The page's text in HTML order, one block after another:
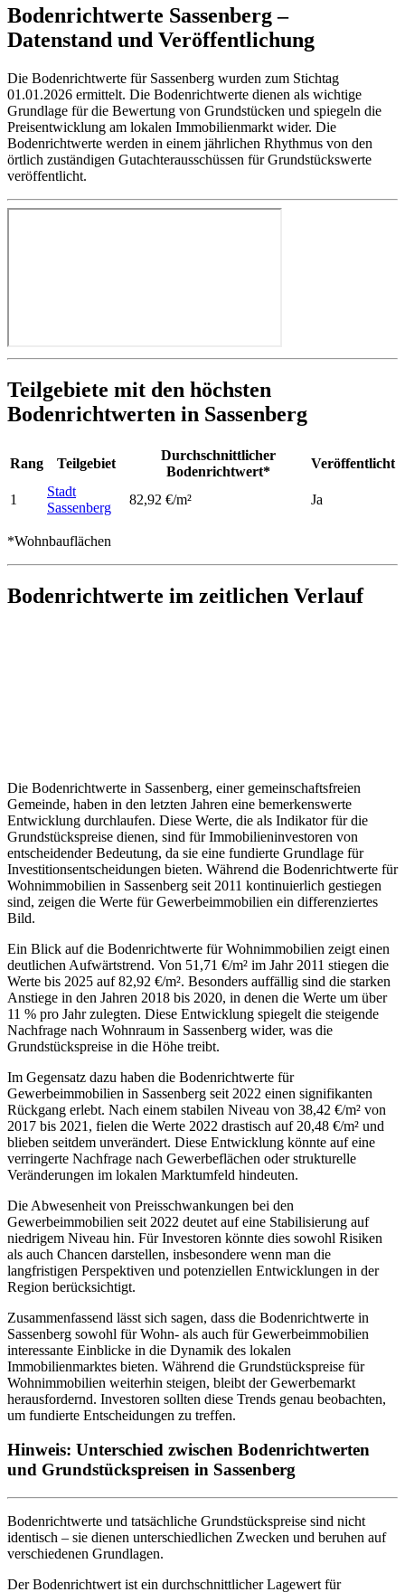
Bodenrichtwerte Sassenberg –
Datenstand und Veröffentlichung
Die Bodenrichtwerte für Sassenberg wurden zum Stichtag
01.01.2026 ermittelt. Die Bodenrichtwerte dienen als wichtige
Grundlage für die Bewertung von Grundstücken und spiegeln die
Preisentwicklung am lokalen Immobilienmarkt wider. Die
Bodenrichtwerte werden in einem jährlichen Rhythmus von den
örtlich zuständigen Gutachterausschüssen für Grundstückswerte
veröffentlicht.
Teilgebiete mit den höchsten
Bodenrichtwerten in Sassenberg
Rang Teilgebiet
Durchschnittlicher
Bodenrichtwert*
Veröffentlicht
1
Stadt
Sassenberg
82,92 €/m² Ja
*Wohnbauflächen
Bodenrichtwerte im zeitlichen Verlauf
Die Bodenrichtwerte in Sassenberg, einer gemeinschaftsfreien
Gemeinde, haben in den letzten Jahren eine bemerkenswerte
Entwicklung durchlaufen. Diese Werte, die als Indikator für die
Grundstückspreise dienen, sind für Immobilieninvestoren von
entscheidender Bedeutung, da sie eine fundierte Grundlage für
Investitionsentscheidungen bieten. Während die Bodenrichtwerte für
Wohnimmobilien in Sassenberg seit 2011 kontinuierlich gestiegen
sind, zeigen die Werte für Gewerbeimmobilien ein differenziertes
Bild.
Ein Blick auf die Bodenrichtwerte für Wohnimmobilien zeigt einen
deutlichen Aufwärtstrend. Von 51,71 €/m² im Jahr 2011 stiegen die
Werte bis 2025 auf 82,92 €/m². Besonders auffällig sind die starken
Anstiege in den Jahren 2018 bis 2020, in denen die Werte um über
11 % pro Jahr zulegten. Diese Entwicklung spiegelt die steigende
Nachfrage nach Wohnraum in Sassenberg wider, was die
Grundstückspreise in die Höhe treibt.
Im Gegensatz dazu haben die Bodenrichtwerte für
Gewerbeimmobilien in Sassenberg seit 2022 einen signifikanten
Rückgang erlebt. Nach einem stabilen Niveau von 38,42 €/m² von
2017 bis 2021, fielen die Werte 2022 drastisch auf 20,48 €/m² und
blieben seitdem unverändert. Diese Entwicklung könnte auf eine
verringerte Nachfrage nach Gewerbeflächen oder strukturelle
Veränderungen im lokalen Marktumfeld hindeuten.
Die Abwesenheit von Preisschwankungen bei den
Gewerbeimmobilien seit 2022 deutet auf eine Stabilisierung auf
niedrigem Niveau hin. Für Investoren könnte dies sowohl Risiken
als auch Chancen darstellen, insbesondere wenn man die
langfristigen Perspektiven und potenziellen Entwicklungen in der
Region berücksichtigt.
Zusammenfassend lässt sich sagen, dass die Bodenrichtwerte in
Sassenberg sowohl für Wohn- als auch für Gewerbeimmobilien
interessante Einblicke in die Dynamik des lokalen
Immobilienmarktes bieten. Während die Grundstückspreise für
Wohnimmobilien weiterhin steigen, bleibt der Gewerbemarkt
herausfordernd. Investoren sollten diese Trends genau beobachten,
um fundierte Entscheidungen zu treffen.
Hinweis: Unterschied zwischen Bodenrichtwerten
und Grundstückspreisen in Sassenberg
Bodenrichtwerte und tatsächliche Grundstückspreise sind nicht
identisch – sie dienen unterschiedlichen Zwecken und beruhen auf
verschiedenen Grundlagen.
Der Bodenrichtwert ist ein durchschnittlicher Lagewert für